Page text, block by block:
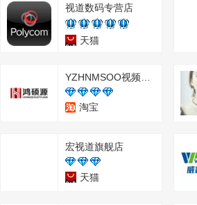
视道数码专营店
天猫
淘宝
宏视道旗舰店
天猫